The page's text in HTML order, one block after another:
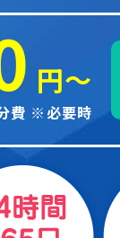
円～
費 ※必要時